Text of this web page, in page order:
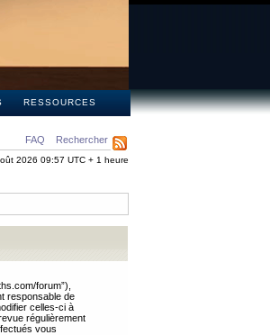
RESSOURCES
FAQ Rechercher
2026 09:57 UTC + 1 heure
forum”),
responsable de
celles-ci à
régulièrement
vous